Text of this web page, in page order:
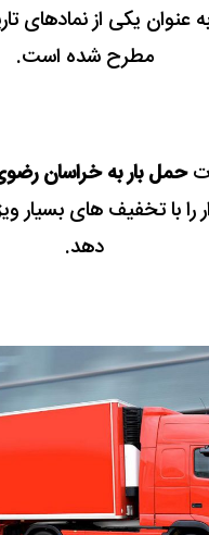
عنوان یکی از نمادهای
مطرح شده است.
حمل بار به خراسان
را با تخفیف های بسیار
دهد.